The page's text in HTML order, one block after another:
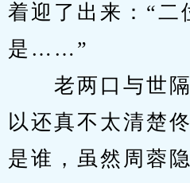
着迎了出来：“二
是……”
老两口与世隔
以还真不太清楚
是谁，虽然周蓉